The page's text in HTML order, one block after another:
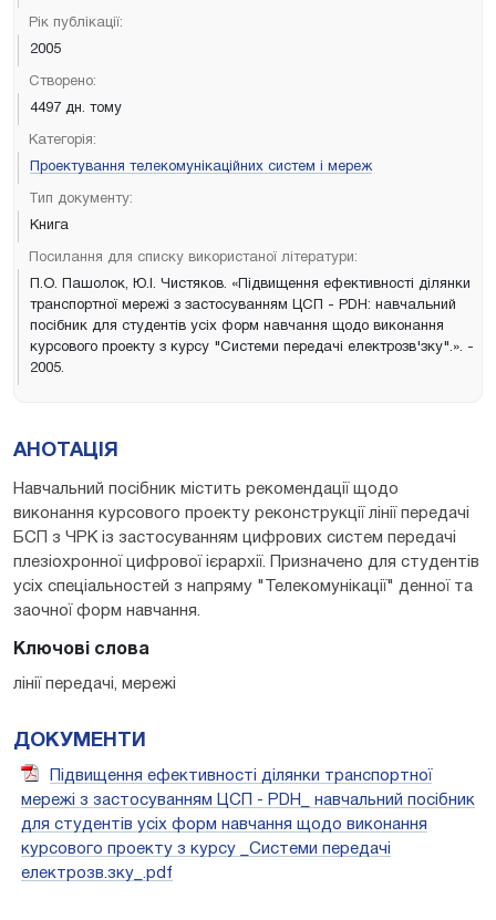
Рік публікації:
2005
Створено:
4497 дн. тому
Категорія:
Проектування телекомунікаційних систем і мереж
Тип документу:
Книга
Посилання для списку використаної літератури:
П.О. Пашолок, Ю.І. Чистяков. «Підвищення ефективності ділянки
транспортної мережі з застосуванням ЦСП - PDH: навчальний
посібник для студентів усіх форм навчання щодо виконання
курсового проекту з курсу "Системи передачі електрозв'зку".». -
2005.
АНОТАЦІЯ
Навчальний посібник містить рекомендації щодо
виконання курсового проекту реконструкції лінії передачі
БСП з ЧРК із застосуванням цифрових систем передачі
плезіохронної цифрової ієрархії. Призначено для студентів
усіх спеціальностей з напряму "Телекомунікації" денної та
заочної форм навчання.
Ключові слова
лінії передачі, мережі
ДОКУМЕНТИ
Підвищення ефективності ділянки транспортної
мережі з застосуванням ЦСП - PDH_ навчальний посібник
для студентів усіх форм навчання щодо виконання
курсового проекту з курсу _Системи передачі
електрозв.зку_.pdf